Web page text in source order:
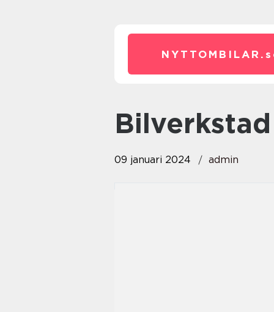
NYTTOMBILAR.
09 januari 2024 admin